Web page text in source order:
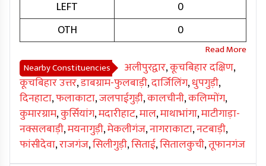
LEFT
0
OTH
0
Nearby Constituencies अलीपुरद्वार,कूचबिहार दक्षिण,
कूचबिहार उत्तर,डाबग्राम-फुलबाड़ी,दार्जिलिंग,धुपगुड़ी,
दिनहाटा,फलाकाटा,जलपाईगुड़ी,कालचीनी,कलिम्पोंग,
कुमारग्राम,कुर्सियांग,मदारीहाट,माल,माथाभांगा,माटीगाड़ा-
नक्सलबाड़ी,मयनागुड़ी,मेकलीगंज,नागराकाटा,नटबाड़ी,
फांसीदेवा,राजगंज,सिलीगुड़ी,सिताई,सितालकुची,तूफानगंज